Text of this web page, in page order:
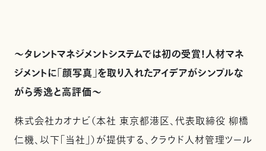
～タレントマネジメントシステムでは初の受賞！人材マネ
ジメントに「顔写真」を取り入れたアイデアがシンプルな
がら秀逸と高評価～
株式会社カオナビ（本社 東京都港区、代表取締役 柳橋
仁機、以下「当社」）が提供する、クラウド人材管理ツール